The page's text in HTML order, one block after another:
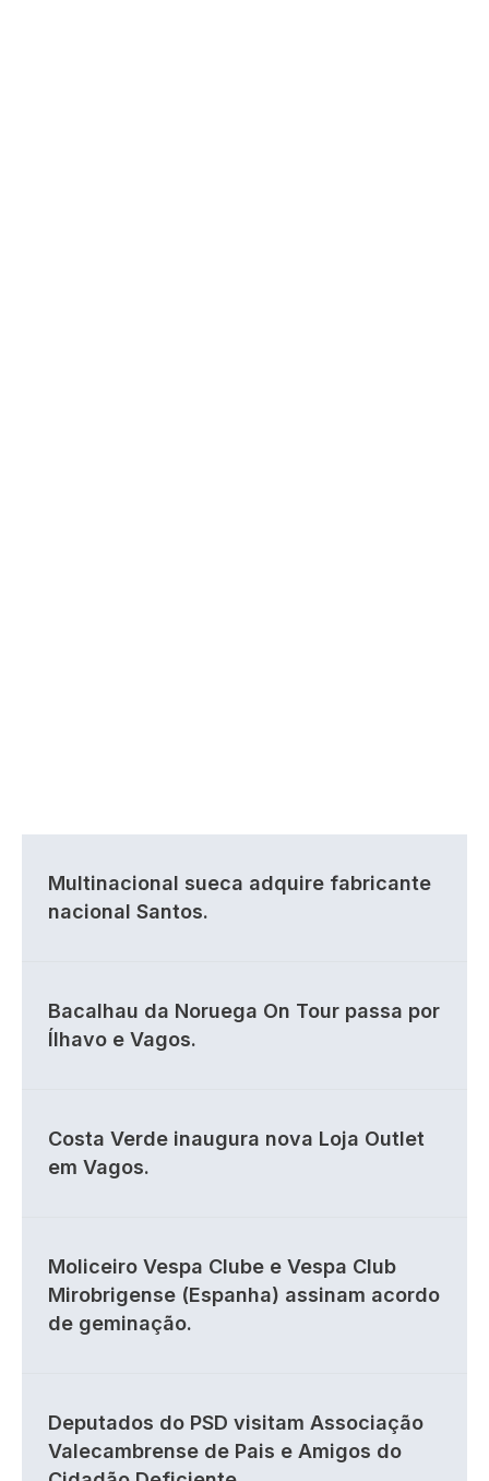
Multinacional sueca adquire fabricante
nacional Santos.
Bacalhau da Noruega On Tour passa por
Ílhavo e Vagos.
Costa Verde inaugura nova Loja Outlet
em Vagos.
Moliceiro Vespa Clube e Vespa Club
Mirobrigense (Espanha) assinam acordo
de geminação.
Deputados do PSD visitam Associação
Valecambrense de Pais e Amigos do